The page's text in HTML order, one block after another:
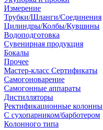
Измерение
Трубки/Шланги/Соединения
Цилиндры/Колбы/Кувшины
Водоподготовка
Сувенирная продукция
Бокалы
Прочее
Мастер-класс Сертификаты
Самогоноварение
Самогонные аппараты
Дистилляторы
Ректификационные колонны
С сухопарником/барботером
Колонного типа